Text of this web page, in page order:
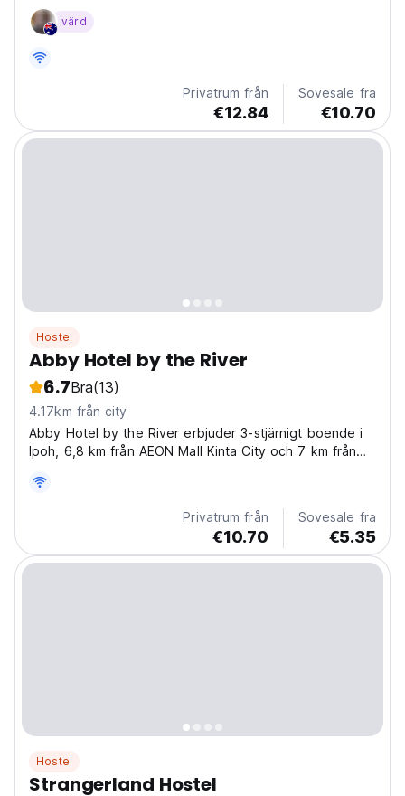
Upptäck lokal mat och historia, eller utforska naturen.
Perfekt för ensamresor! (Auto-translated from original
värd
Privatrum från
€12.84
Sovesale fra
€10.70
Hostel
Abby Hotel by the River
6.7Bra(13)
4.17km från city
Abby Hotel by the River erbjuder 3-stjärnigt boende i
Ipoh, 6,8 km från AEON Mall Kinta City och 7 km från
Privatrum från
€10.70
Sovesale fra
€5.35
Hostel
Strangerland Hostel